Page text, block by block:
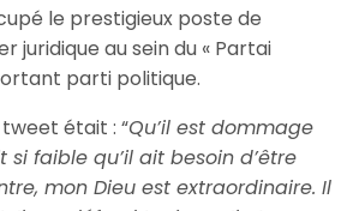
le prestigieux poste de
juridique au sein du « Partai
parti politique.
était : “Qu’il est dommage
si faible qu’il ait besoin d’être
mon Dieu est extraordinaire. Il